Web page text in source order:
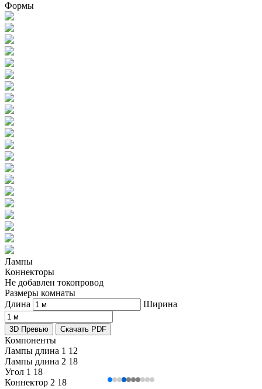
Формы
Лампы
Коннекторы
Не добавлен токопровод
Размеры комнаты
Длина
Ширина
3D Превью Скачать PDF
Компоненты
Лампы длина 1 12
Лампы длина 2 18
Угол 1 18
Коннектор 2 18